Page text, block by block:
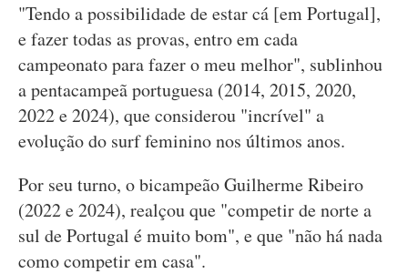
"Tendo a possibilidade de estar cá [em Portugal],
e fazer todas as provas, entro em cada
campeonato para fazer o meu melhor", sublinhou
a pentacampeã portuguesa (2014, 2015, 2020,
2022 e 2024), que considerou "incrível" a
evolução do surf feminino nos últimos anos.
Por seu turno, o bicampeão Guilherme Ribeiro
(2022 e 2024), realçou que "competir de norte a
sul de Portugal é muito bom", e que "não há nada
como competir em casa".